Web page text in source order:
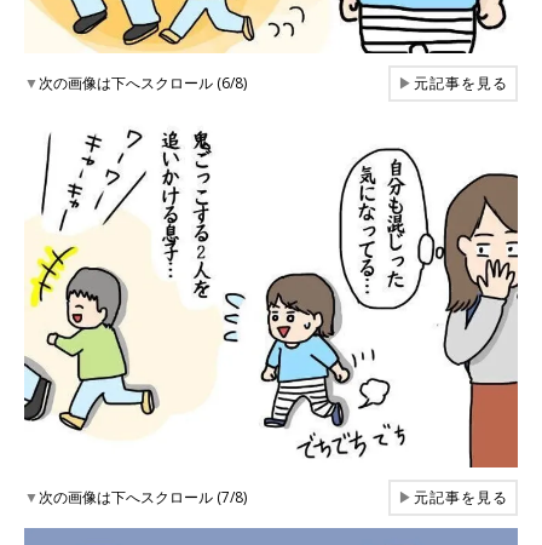
▼次の画像は下へスクロール (6/8) ▶元記事を見る
▼次の画像は下へスクロール (7/8) ▶元記事を見る